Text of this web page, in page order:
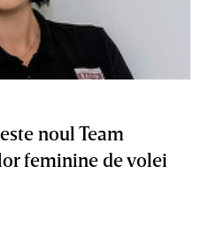
noul Team
feminine de volei